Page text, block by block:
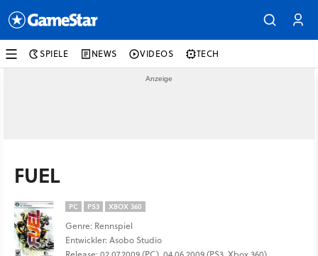
SPIELE NEWS VIDEOS TECH
FUEL
PC PS3 XBOX 360
Genre: Rennspiel
Entwickler: Asobo Studio